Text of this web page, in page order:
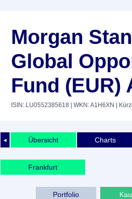
Morgan
Global
Fund (EUR)
ISIN: LU0552385618 | WKN: A1H6XN |
◄ Übersicht Charts
Frankfurt
Portfolio